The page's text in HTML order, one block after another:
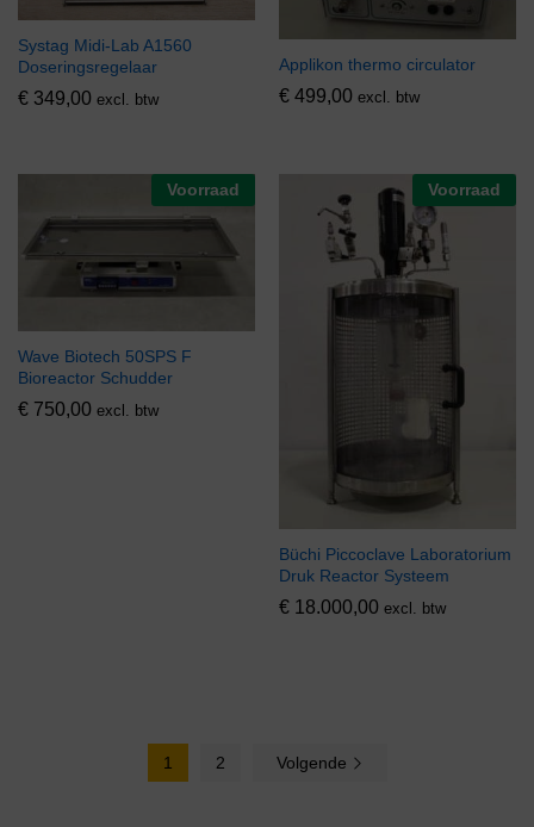
Systag Midi-Lab A1560
Doseringsregelaar
€ 349,00 excl. btw
Applikon thermo circulator
€ 499,00 excl. btw
Voorraad
Wave Biotech 50SPS F
Bioreactor Schudder
€ 750,00 excl. btw
Voorraad
Büchi Piccoclave Laboratorium
Druk Reactor Systeem
€ 18.000,00 excl. btw
1 2 Volgende